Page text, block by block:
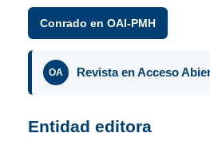
Conrado en OAI-PMH
OA Revista en Acceso
Entidad editora